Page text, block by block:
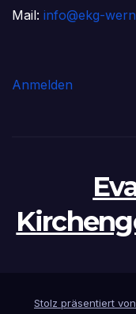
Mail: info@ekg-
Anmelden
Stolz präsentiert